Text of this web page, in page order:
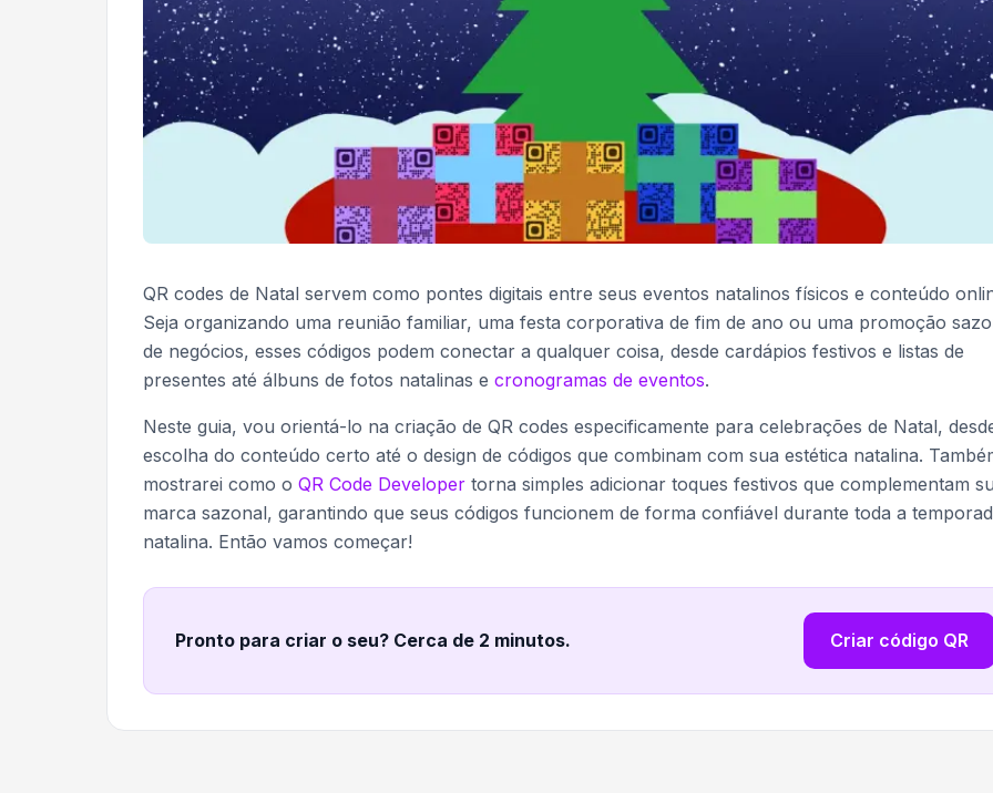
QR codes de Natal servem como pontes digitais entre seus eventos natalinos físicos e conteúdo
Seja organizando uma reunião familiar, uma festa corporativa de fim de ano ou uma promoção
de negócios, esses códigos podem conectar a qualquer coisa, desde cardápios festivos e listas de
presentes até álbuns de fotos natalinas e cronogramas de eventos.
Neste guia, vou orientá-lo na criação de QR codes especificamente para celebrações de Natal,
escolha do conteúdo certo até o design de códigos que combinam com sua estética natalina.
mostrarei como o QR Code Developer torna simples adicionar toques festivos que complementam
marca sazonal, garantindo que seus códigos funcionem de forma confiável durante toda a
natalina. Então vamos começar!
Pronto para criar o seu? Cerca de 2 minutos. Criar código QR